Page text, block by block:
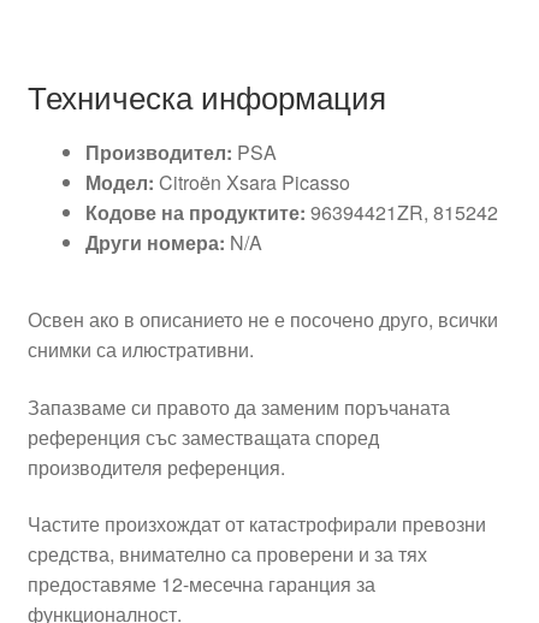
Техническа информация
Производител: PSA
Модел: Citroën Xsara Picasso
Кодове на продуктите: 96394421ZR, 815242
Други номера: N/A
Освен ако в описанието не е посочено друго, всички
снимки са илюстративни.
Запазваме си правото да заменим поръчаната
референция със заместващата според
производителя референция.
Частите произхождат от катастрофирали превозни
средства, внимателно са проверени и за тях
предоставяме 12-месечна гаранция за
функционалност.